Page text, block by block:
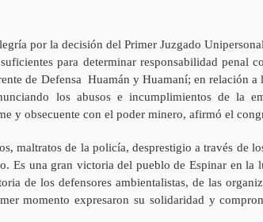
por la decisión del Primer Juzgado
para determinar responsabilidad penal
de Defensa Huamán y Huamaní; en relación a
los abusos e incumplimientos de la
y obsecuente con el poder minero, afirmó el
maltratos de la policía, desprestigio a través de
Es una gran victoria del pueblo de Espinar en la
de los defensores ambientalistas, de las
momento expresaron su solidaridad y